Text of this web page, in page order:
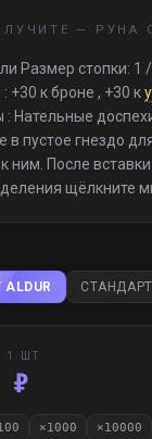
— РУНА
Размер стопки:
+30 к броне , +30 к
: Нательные
в пустое гнездо
ним. После
щёлкните
ALDUR СТАНДАРТ
1 ШТ
₽
×1000 ×10000